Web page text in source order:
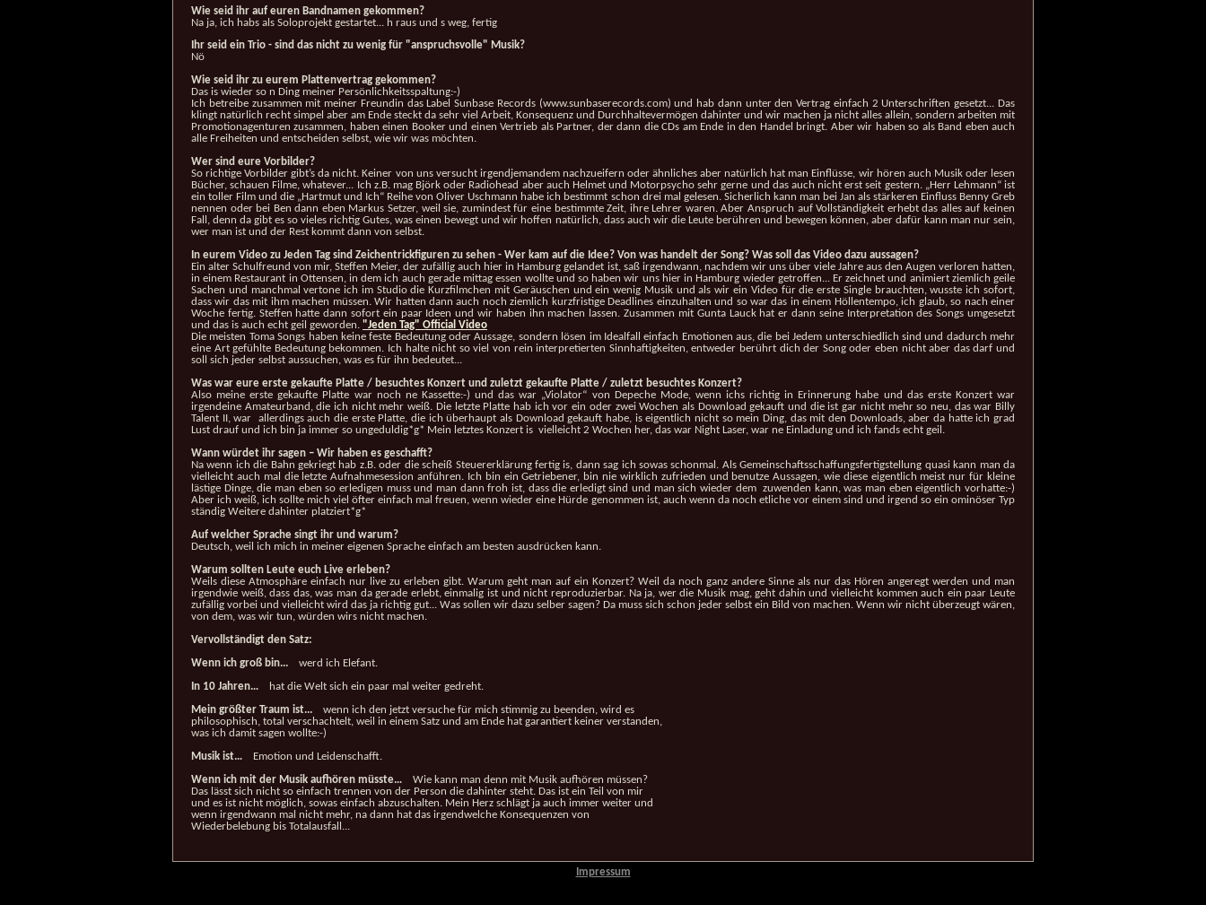
Wie seid ihr auf euren Bandnamen gekommen?
Na ja, ich habs als Soloprojekt gestartet... h raus und s weg, fertig
Ihr seid ein Trio - sind das nicht zu wenig für "anspruchsvolle" Musik?
Nö
Wie seid ihr zu eurem Plattenvertrag gekommen?
Das is wieder so n Ding meiner Persönlichkeitsspaltung:-)
Ich betreibe zusammen mit meiner Freundin das Label Sunbase Records (www.sunbaserecords.com) und hab dann unter den Vertrag einfach 2 Unterschriften gesetzt... Das
klingt natürlich recht simpel aber am Ende steckt da sehr viel Arbeit, Konsequenz und Durchhaltevermögen dahinter und wir machen ja nicht alles allein, sondern arbeiten mit
Promotionagenturen zusammen, haben einen Booker und einen Vertrieb als Partner, der dann die CDs am Ende in den Handel bringt. Aber wir haben so als Band eben auch
alle Freiheiten und entscheiden selbst, wie wir was möchten.
Wer sind eure Vorbilder?
So richtige Vorbilder gibt’s da nicht. Keiner von uns versucht irgendjemandem nachzueifern oder ähnliches aber natürlich hat man Einflüsse, wir hören auch Musik oder lesen
Bücher, schauen Filme, whatever... Ich z.B. mag Björk oder Radiohead aber auch Helmet und Motorpsycho sehr gerne und das auch nicht erst seit gestern. „Herr Lehmann“ ist
ein toller Film und die „Hartmut und Ich“ Reihe von Oliver Uschmann habe ich bestimmt schon drei mal gelesen. Sicherlich kann man bei Jan als stärkeren Einfluss Benny Greb
nennen oder bei Ben dann eben Markus Setzer, weil sie, zumindest für eine bestimmte Zeit, ihre Lehrer waren. Aber Anspruch auf Vollständigkeit erhebt das alles auf keinen
Fall, denn da gibt es so vieles richtig Gutes, was einen bewegt und wir hoffen natürlich, dass auch wir die Leute berühren und bewegen können, aber dafür kann man nur sein,
wer man ist und der Rest kommt dann von selbst.
In eurem Video zu Jeden Tag sind Zeichentrickfiguren zu sehen - Wer kam auf die Idee? Von was handelt der Song? Was soll das Video dazu aussagen?
Ein alter Schulfreund von mir, Steffen Meier, der zufällig auch hier in Hamburg gelandet ist, saß irgendwann, nachdem wir uns über viele Jahre aus den Augen verloren hatten,
in einem Restaurant in Ottensen, in dem ich auch gerade mittag essen wollte und so haben wir uns hier in Hamburg wieder getroffen... Er zeichnet und animiert ziemlich geile
Sachen und manchmal vertone ich im Studio die Kurzfilmchen mit Geräuschen und ein wenig Musik und als wir ein Video für die erste Single brauchten, wusste ich sofort,
dass wir das mit ihm machen müssen. Wir hatten dann auch noch ziemlich kurzfristige Deadlines einzuhalten und so war das in einem Höllentempo, ich glaub, so nach einer
Woche fertig. Steffen hatte dann sofort ein paar Ideen und wir haben ihn machen lassen. Zusammen mit Gunta Lauck hat er dann seine Interpretation des Songs umgesetzt
und das is auch echt geil geworden. "Jeden Tag" Official Video
Die meisten Toma Songs haben keine feste Bedeutung oder Aussage, sondern lösen im Idealfall einfach Emotionen aus, die bei Jedem unterschiedlich sind und dadurch mehr
eine Art gefühlte Bedeutung bekommen. Ich halte nicht so viel von rein interpretierten Sinnhaftigkeiten, entweder berührt dich der Song oder eben nicht aber das darf und
soll sich jeder selbst aussuchen, was es für ihn bedeutet...
Was war eure erste gekaufte Platte / besuchtes Konzert und zuletzt gekaufte Platte / zuletzt besuchtes Konzert?
Also meine erste gekaufte Platte war noch ne Kassette:-) und das war „Violator“ von Depeche Mode, wenn ichs richtig in Erinnerung habe und das erste Konzert war
irgendeine Amateurband, die ich nicht mehr weiß. Die letzte Platte hab ich vor ein oder zwei Wochen als Download gekauft und die ist gar nicht mehr so neu, das war Billy
Talent II, war allerdings auch die erste Platte, die ich überhaupt als Download gekauft habe, is eigentlich nicht so mein Ding, das mit den Downloads, aber da hatte ich grad
Lust drauf und ich bin ja immer so ungeduldig*g* Mein letztes Konzert is vielleicht 2 Wochen her, das war Night Laser, war ne Einladung und ich fands echt geil.
Wann würdet ihr sagen – Wir haben es geschafft?
Na wenn ich die Bahn gekriegt hab z.B. oder die scheiß Steuererklärung fertig is, dann sag ich sowas schonmal. Als Gemeinschaftsschaffungsfertigstellung quasi kann man da
vielleicht auch mal die letzte Aufnahmesession anführen. Ich bin ein Getriebener, bin nie wirklich zufrieden und benutze Aussagen, wie diese eigentlich meist nur für kleine
lästige Dinge, die man eben so erledigen muss und man dann froh ist, dass die erledigt sind und man sich wieder dem zuwenden kann, was man eben eigentlich vorhatte:-)
Aber ich weiß, ich sollte mich viel öfter einfach mal freuen, wenn wieder eine Hürde genommen ist, auch wenn da noch etliche vor einem sind und irgend so ein ominöser Typ
ständig Weitere dahinter platziert*g*
Auf welcher Sprache singt ihr und warum?
Deutsch, weil ich mich in meiner eigenen Sprache einfach am besten ausdrücken kann.
Warum sollten Leute euch Live erleben?
Weils diese Atmosphäre einfach nur live zu erleben gibt. Warum geht man auf ein Konzert? Weil da noch ganz andere Sinne als nur das Hören angeregt werden und man
irgendwie weiß, dass das, was man da gerade erlebt, einmalig ist und nicht reproduzierbar. Na ja, wer die Musik mag, geht dahin und vielleicht kommen auch ein paar Leute
zufällig vorbei und vielleicht wird das ja richtig gut... Was sollen wir dazu selber sagen? Da muss sich schon jeder selbst ein Bild von machen. Wenn wir nicht überzeugt wären,
von dem, was wir tun, würden wirs nicht machen.
Vervollständigt den Satz:
Wenn ich groß bin... werd ich Elefant.
In 10 Jahren… hat die Welt sich ein paar mal weiter gedreht.
Mein größter Traum ist... wenn ich den jetzt versuche für mich stimmig zu beenden, wird es
philosophisch, total verschachtelt, weil in einem Satz und am Ende hat garantiert keiner verstanden,
was ich damit sagen wollte:-)
Musik ist… Emotion und Leidenschafft.
Wenn ich mit der Musik aufhören müsste… Wie kann man denn mit Musik aufhören müssen?
Das lässt sich nicht so einfach trennen von der Person die dahinter steht. Das ist ein Teil von mir
und es ist nicht möglich, sowas einfach abzuschalten. Mein Herz schlägt ja auch immer weiter und
wenn irgendwann mal nicht mehr, na dann hat das irgendwelche Konsequenzen von
Wiederbelebung bis Totalausfall...
Impressum